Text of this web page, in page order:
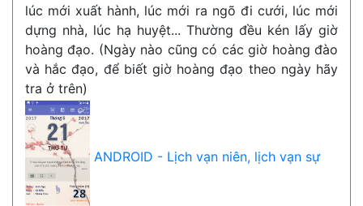
lúc mới xuất hành, lúc mới ra ngõ đi cưới, lúc mới
dựng nhà, lúc hạ huyệt... Thường đều kén lấy giờ
hoàng đạo. (Ngày nào cũng có các giờ hoàng đào
và hắc đạo, để biết giờ hoàng đạo theo ngày hãy
tra ở trên)
ANDROID - Lịch vạn niên, lịch vạn sự